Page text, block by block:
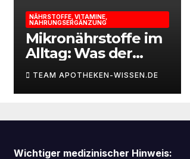
NÄHRSTOFFE, VITAMINE,
NAHRUNGSERGÄNZUNG
Mikronährstoffe im
Alltag: Was der
Körper für Energie
und
Leistungsfähigkeit
TEAM APOTHEKEN-WISSEN.DE
Wichtiger medizinischer Hinweis: